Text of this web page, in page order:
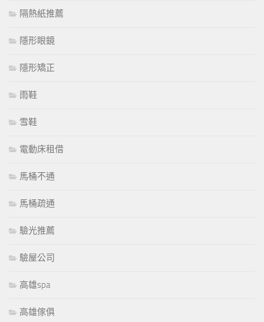
隔熱紙推薦
隱形眼鏡
隱形矯正
雨鞋
雪鞋
電動床租借
馬桶不通
馬桶疏通
驗光推薦
驗屋公司
高雄spa
高雄傢俱